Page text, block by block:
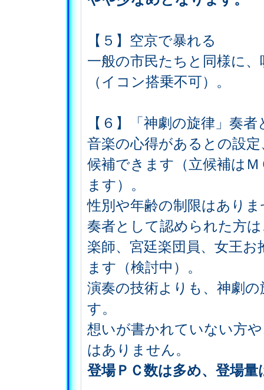
【５】空京で暴れる
一般の市民たちと同様に
（イコン搭乗不可）。
【６】「神劇の旋律」奏
音楽の心得があるとの設
候補できます（立候補は
ます）。
性別や年齢の制限はあり
奏者として認められた方
楽師、宮廷楽団員、女王
ます（検討中）。
演奏の技術よりも、神劇
す。
想いが書かれていない方
はありません。
登場ＰＣ数は多め、登場